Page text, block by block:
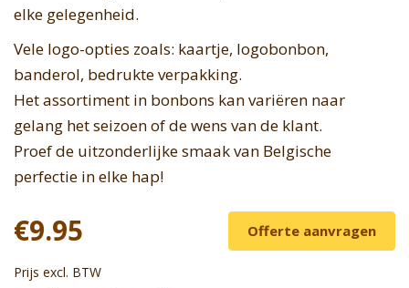
elke gelegenheid.
Vele logo-opties zoals: kaartje, logobonbon,
banderol, bedrukte verpakking.
Het assortiment in bonbons kan variëren naar
gelang het seizoen of de wens van de klant.
Proef de uitzonderlijke smaak van Belgische
perfectie in elke hap!
€9.95 Offerte aanvragen
Prijs excl. BTW